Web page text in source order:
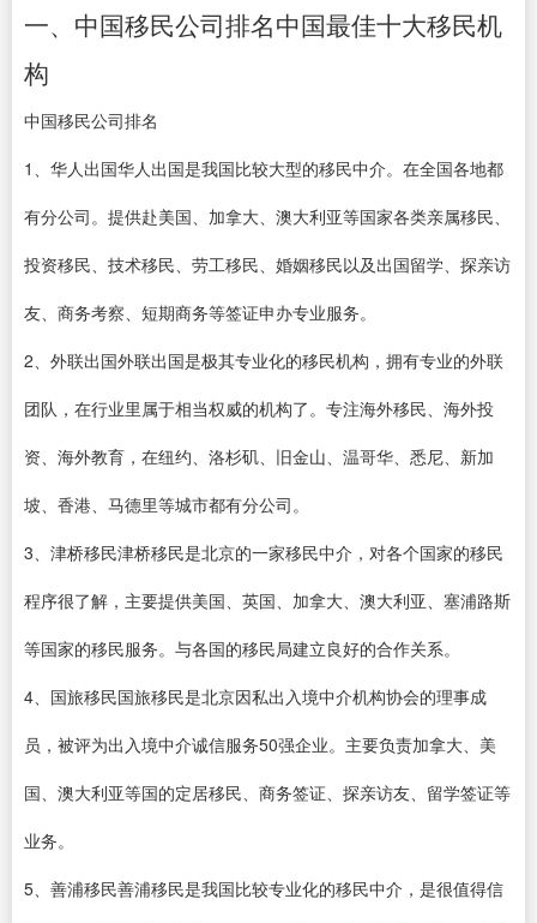
一、中国移民公司排名中国最佳十大移民机
构
中国移民公司排名
1、华人出国华人出国是我国比较大型的移民中介。在全国各地都
有分公司。提供赴美国、加拿大、澳大利亚等国家各类亲属移民、
投资移民、技术移民、劳工移民、婚姻移民以及出国留学、探亲访
友、商务考察、短期商务等签证申办专业服务。
2、外联出国外联出国是极其专业化的移民机构，拥有专业的外联
团队，在行业里属于相当权威的机构了。专注海外移民、海外投
资、海外教育，在纽约、洛杉矶、旧金山、温哥华、悉尼、新加
坡、香港、马德里等城市都有分公司。
3、津桥移民津桥移民是北京的一家移民中介，对各个国家的移民
程序很了解，主要提供美国、英国、加拿大、澳大利亚、塞浦路斯
等国家的移民服务。与各国的移民局建立良好的合作关系。
4、国旅移民国旅移民是北京因私出入境中介机构协会的理事成
员，被评为出入境中介诚信服务50强企业。主要负责加拿大、美
国、澳大利亚等国的定居移民、商务签证、探亲访友、留学签证等
业务。
5、善浦移民善浦移民是我国比较专业化的移民中介，是很值得信